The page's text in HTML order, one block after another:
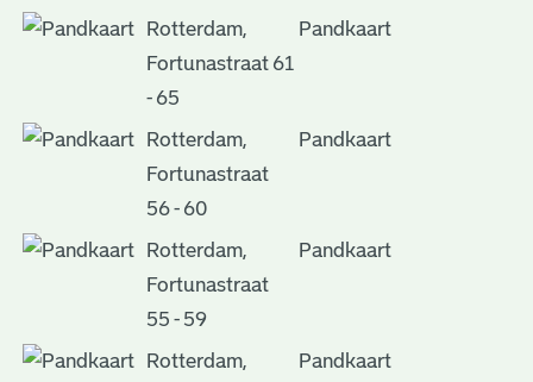
Rotterdam,
Fortunastraat 61
- 65
Pandkaart
Rotterdam,
Fortunastraat
56 - 60
Pandkaart
Rotterdam,
Fortunastraat
55 - 59
Pandkaart
Rotterdam,
Pandkaart